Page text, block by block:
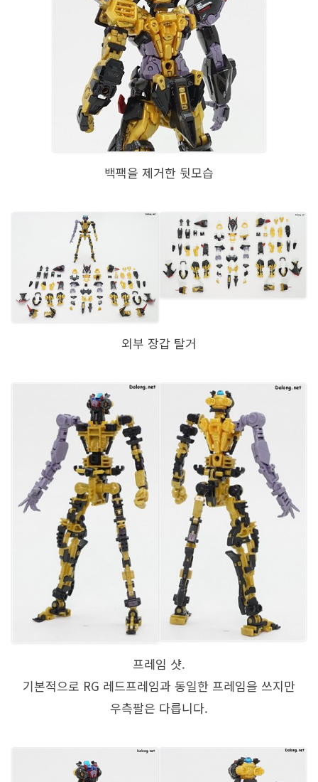
백팩을 제거한 뒷모습
외부 장갑 탈거
프레임 샷.
기본적으로 RG 레드프레임과 동일한 프레임을 쓰지만
우측팔은 다릅니다.